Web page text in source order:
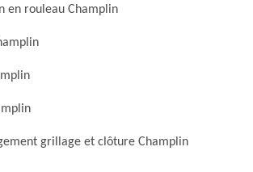
en rouleau Champlin
grillage et clôture Champlin